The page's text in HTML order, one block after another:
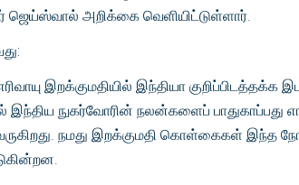
ஜெய்ஸ்வால் அறிக்கை வெளியிட்டுள்ளார்.
இறக்குமதியில் இந்தியா குறிப்பிடத்தக்க
இந்திய நுகர்வோரின் நலன்களைப்
வருகிறது. நமது இறக்குமதி கொள்கைகள்